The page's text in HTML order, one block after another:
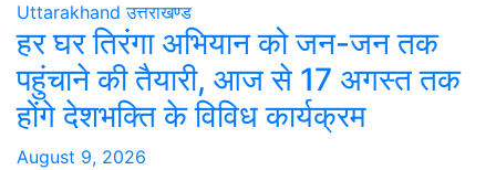
Uttarakhand उत्तराखण्ड
हर घर तिरंगा अभियान को जन-जन तक
पहुंचाने की तैयारी, आज से 17 अगस्त तक
होंगे देशभक्ति के विविध कार्यक्रम
August 9, 2026